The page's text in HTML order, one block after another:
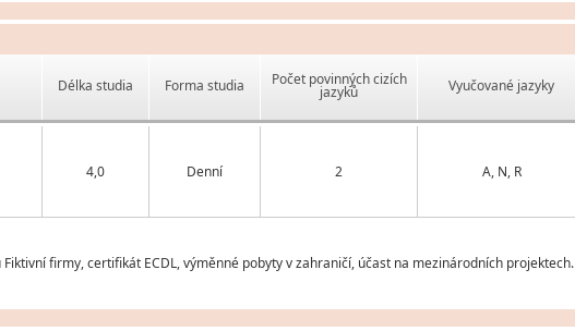
Délka studia Forma studia Počet povinných cizích
jazyků Vyučované jazyky
4,0 Denní 2 A, N, R
firmy, certifikát ECDL, výměnné pobyty v zahraničí, účast na mezinárodních projektech.